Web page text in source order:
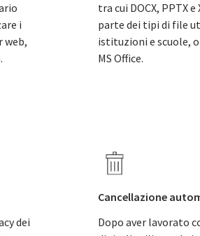
i
web,
tra cui DOCX, PPTX
parte dei tipi di file
istituzioni e scuole,
MS Office.
dei
Cancellazione
Dopo aver lavorato